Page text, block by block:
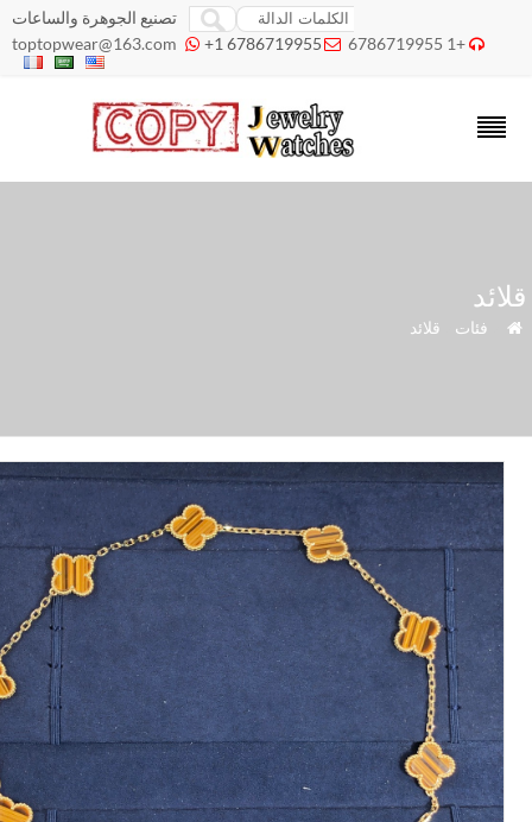
تصنيع الجوهرة والساعات
+1 6786719955

toptopwear@163.com  +1 6786719955
»فئات»قلائد